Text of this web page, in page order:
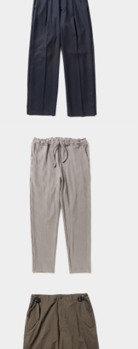
Side Zip Wool
Slacks/Navy
Uneven Fabric Slim
Slacks/Grey